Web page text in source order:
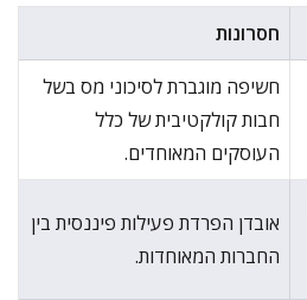
חסרונות
חשיפה מוגברת לסיכוני מס בשל
חבות קולקטיבית של כלל
העוסקים המאוחדים.
אובדן הפרדת פעילות פיננסית בין
החברות המאוחדות.